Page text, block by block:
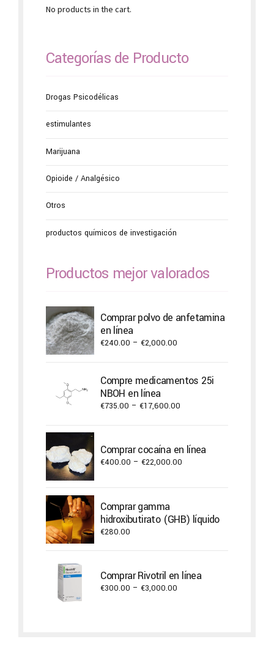
No products in the cart.
Categorías de Producto
Drogas Psicodélicas
estimulantes
Marijuana
Opioide / Analgésico
Otros
productos químicos de investigación
Productos mejor valorados
Comprar polvo de anfetamina
en línea
€240.00 – €2,000.00
through
Compre medicamentos 25i
NBOH en línea
€735.00 – €17,600.00
through
€17,600.00
Comprar cocaína en línea
€400.00 – €22,000.00
€22,000.00
Comprar gamma
hidroxibutirato (GHB) líquido
€280.00
Comprar Rivotril en línea
€300.00 – €3,000.00